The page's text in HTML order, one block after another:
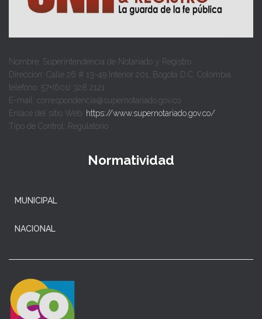
Nombre: Superintendencia de Notariado y Registro
Dirección: Calle 26 # 13-49 Interior 201, Bogotá D.C. Colombia.
teléfono: 57+(601) 328 2121
E-mail: correspondencia@supernotariado.gov.co
Enlace del sitio Web: https://www.supernotariado.gov.co/
Tipo de Control: Regulatorio
Normatividad
MUNICIPAL
NACIONAL